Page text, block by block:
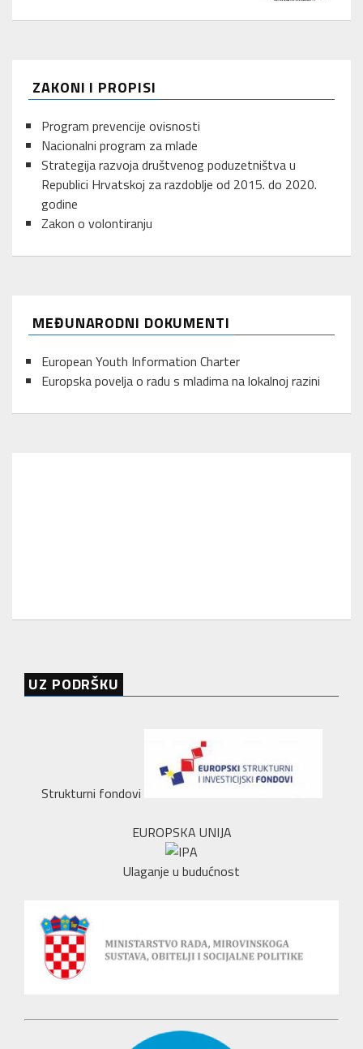
ZAKONI I PROPISI
Program prevencije ovisnosti
Nacionalni program za mlade
Strategija razvoja društvenog poduzetništva u
Republici Hrvatskoj za razdoblje od 2015. do 2020.
godine
Zakon o volontiranju
MEĐUNARODNI DOKUMENTI
European Youth Information Charter
Europska povelja o radu s mladima na lokalnoj razini
UZ PODRŠKU
Strukturni fondovi
EUROPSKA UNIJA
Ulaganje u budućnost